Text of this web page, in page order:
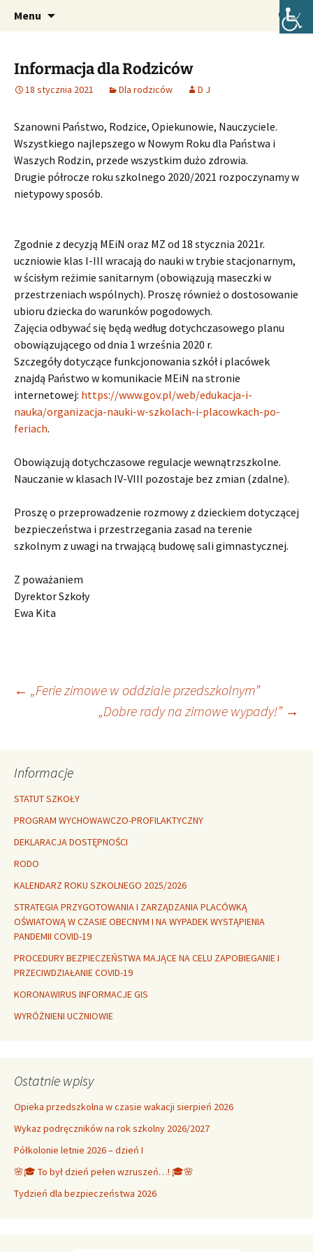
Szkoła Podstawowa im. Józefa
Lompy w Lubszy
Oficjalna strona internetowa szkoły.
Menu Szukaj:
Informacja dla Rodziców
18 stycznia 2021 Dla rodziców D J
Szanowni Państwo, Rodzice, Opiekunowie, Nauczyciele.
Wszystkiego najlepszego w Nowym Roku dla Państwa i
Waszych Rodzin, przede wszystkim dużo zdrowia.
Drugie półrocze roku szkolnego 2020/2021 rozpoczynamy w
nietypowy sposób.
Zgodnie z decyzją MEiN oraz MZ od 18 stycznia 2021r.
uczniowie klas I-III wracają do nauki w trybie stacjonarnym,
w ścisłym reżimie sanitarnym (obowiązują maseczki w
przestrzeniach wspólnych). Proszę również o dostosowanie
ubioru dziecka do warunków pogodowych.
Zajęcia odbywać się będą według dotychczasowego planu
obowiązującego od dnia 1 września 2020 r.
Szczegóły dotyczące funkcjonowania szkół i placówek
znajdą Państwo w komunikacie MEiN na stronie
internetowej: https://www.gov.pl/web/edukacja-i-
nauka/organizacja-nauki-w-szkolach-i-placowkach-po-
feriach.
Obowiązują dotychczasowe regulacje wewnątrzszkolne.
Nauczanie w klasach IV-VIII pozostaje bez zmian (zdalne).
Proszę o przeprowadzenie rozmowy z dzieckiem dotyczącej
bezpieczeństwa i przestrzegania zasad na terenie
szkolnym z uwagi na trwającą budowę sali gimnastycznej.
Z poważaniem
Dyrektor Szkoły
Ewa Kita
Nawigacja
← „Ferie zimowe w oddziale przedszkolnym”
„Dobre rady na zimowe wypady!” →
Informacje
STATUT SZKOŁY
PROGRAM WYCHOWAWCZO-PROFILAKTYCZNY
DEKLARACJA DOSTĘPNOŚCI
RODO
KALENDARZ ROKU SZKOLNEGO 2025/2026
STRATEGIA PRZYGOTOWANIA I ZARZĄDZANIA PLACÓWKĄ
OŚWIATOWĄ W CZASIE OBECNYM I NA WYPADEK WYSTĄPIENIA
PANDEMII COVID-19
PROCEDURY BEZPIECZEŃSTWA MAJĄCE NA CELU ZAPOBIEGANIE I
PRZECIWDZIAŁANIE COVID-19
KORONAWIRUS INFORMACJE GIS
WYRÓŻNIENI UCZNIOWIE
Ostatnie wpisy
Opieka przedszkolna w czasie wakacji sierpień 2026
Wykaz podręczników na rok szkolny 2026/2027
Półkolonie letnie 2026 – dzień I
🌸🎓 To był dzień pełen wzruszeń…! 🎓🌸
Tydzień dla bezpieczeństwa 2026